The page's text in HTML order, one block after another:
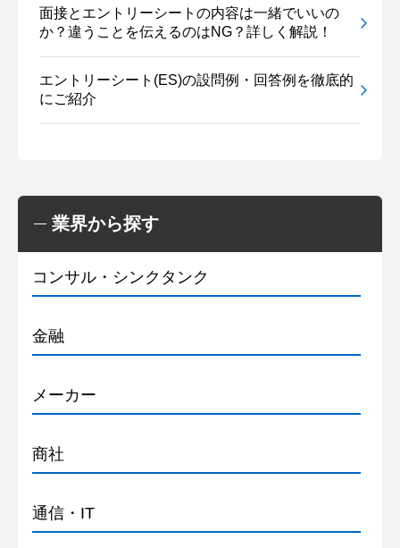
面接とエントリーシートの内容は一緒でいいの
か？違うことを伝えるのはNG？詳しく解説！
エントリーシート(ES)の設問例・回答例を徹底的
にご紹介
業界から探す
コンサル・シンクタンク
金融
メーカー
商社
通信・IT